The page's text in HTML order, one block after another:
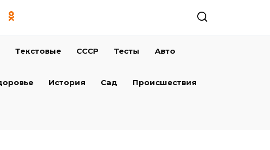
Текстовые СССР Тесты Авто
История Сад Происшествия